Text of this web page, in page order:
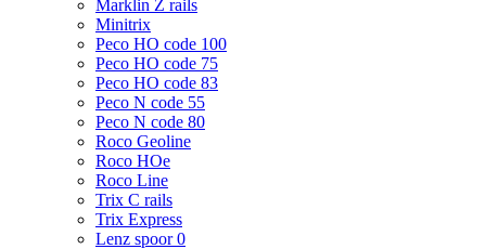
Marklin Z rails
Minitrix
Peco HO code 100
Peco HO code 75
Peco HO code 83
Peco N code 55
Peco N code 80
Roco Geoline
Roco HOe
Roco Line
Trix C rails
Trix Express
Lenz spoor 0